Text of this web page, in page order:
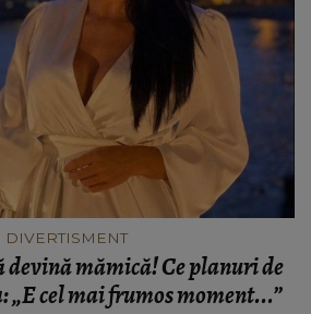
DIVERTISMENT
devină mămică! Ce planuri de
cel mai frumos moment...”